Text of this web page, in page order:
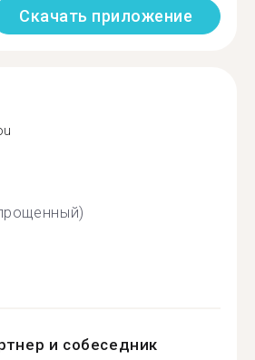
Скачать приложение
и собеседник